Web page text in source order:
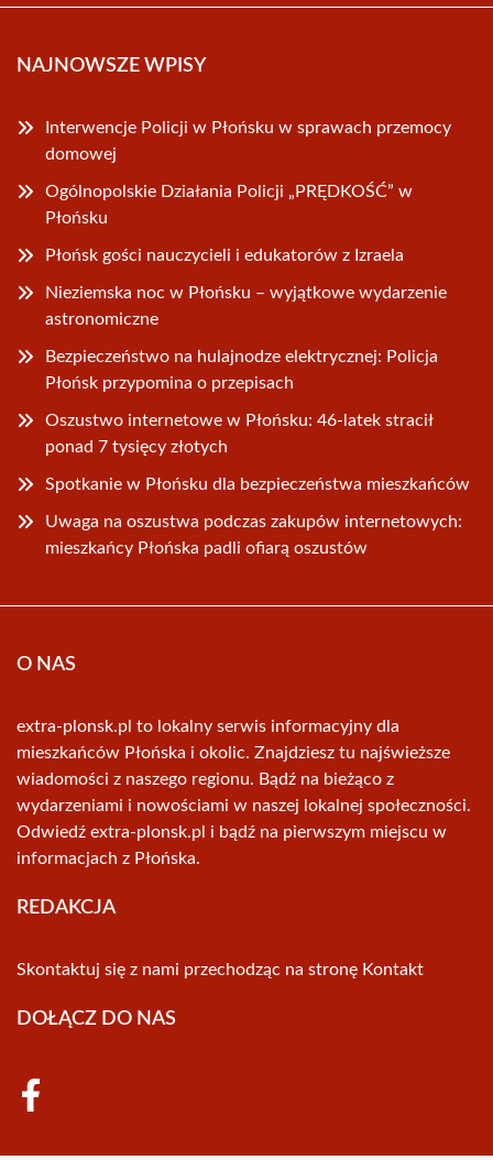
NAJNOWSZE WPISY
Interwencje Policji w Płońsku w sprawach przemocy
domowej
Ogólnopolskie Działania Policji „PRĘDKOŚĆ” w
Płońsku
Płońsk gości nauczycieli i edukatorów z Izraela
Nieziemska noc w Płońsku – wyjątkowe wydarzenie
astronomiczne
Bezpieczeństwo na hulajnodze elektrycznej: Policja
Płońsk przypomina o przepisach
Oszustwo internetowe w Płońsku: 46-latek stracił
ponad 7 tysięcy złotych
Spotkanie w Płońsku dla bezpieczeństwa mieszkańców
Uwaga na oszustwa podczas zakupów internetowych:
mieszkańcy Płońska padli ofiarą oszustów
O NAS
extra-plonsk.pl to lokalny serwis informacyjny dla
mieszkańców Płońska i okolic. Znajdziesz tu najświeższe
wiadomości z naszego regionu. Bądź na bieżąco z
wydarzeniami i nowościami w naszej lokalnej społeczności.
Odwiedź extra-plonsk.pl i bądź na pierwszym miejscu w
informacjach z Płońska.
REDAKCJA
Skontaktuj się z nami przechodząc na stronę Kontakt
DOŁĄCZ DO NAS